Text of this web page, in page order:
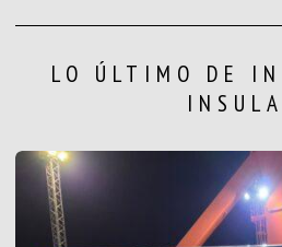
LO ÚLTIMO DE